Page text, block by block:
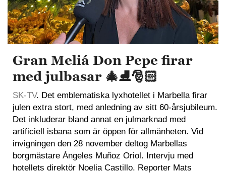
Gran Meliá Don Pepe firar
med julbasar 🎄⛸️🎅🏻
SK-TV. Det emblematiska lyxhotellet i Marbella firar
julen extra stort, med anledning av sitt 60-årsjubileum.
Det inkluderar bland annat en julmarknad med
artificiell isbana som är öppen för allmänheten. Vid
invigningen den 28 november deltog Marbellas
borgmästare Ángeles Muñoz Oriol. Intervju med
hotellets direktör Noelia Castillo. Reporter Mats